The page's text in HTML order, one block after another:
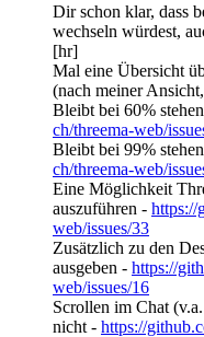
Dir schon klar, dass
wechseln würdest,
[hr]
Mal eine Übersicht
(nach meiner
Bleibt bei 60%
ch/threema-web/
Bleibt bei 99%
ch/threema-web/
Eine Möglichkeit
auszuführen - https://
web/issues/33
Zusätzlich zu den
ausgeben - https://
web/issues/16
Scrollen im Chat
nicht - https://